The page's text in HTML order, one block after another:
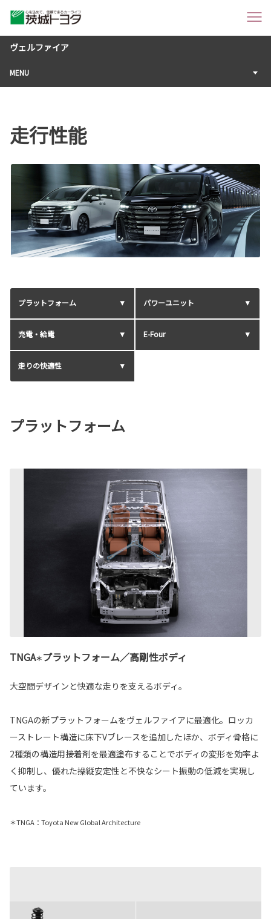
ヴェルファイア
MENU
走行性能
プラットフォーム パワーユニット
充電・給電 E-Four
走りの快適性
プラットフォーム
TNGA＊プラットフォーム／高剛性ボディ
大空間デザインと快適な走りを支えるボディ。
TNGAの新プラットフォームをヴェルファイアに最適化。ロッカ
ーストレート構造に床下Vブレースを追加したほか、ボディ骨格に
2種類の構造用接着剤を最適塗布することでボディの変形を効率よ
く抑制し、優れた操縦安定性と不快なシート振動の低減を実現し
ています。
＊TNGA：Toyota New Global Architecture